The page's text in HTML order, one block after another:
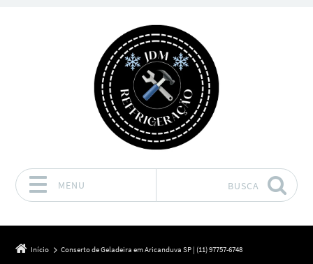
MENU BUSCA
Início Conserto de Geladeira em Aricanduva SP | (11) 97757-6748